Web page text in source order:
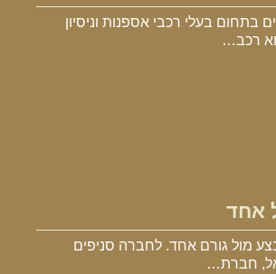
בתחום בעלי רכבי אספנות וניסיון
רכב…
אחד
מול גורם אחד. לחברה סניפים
חברת…